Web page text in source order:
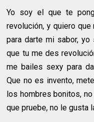
Yo soy el que te
revolución, y quiero
para darte mi sabor,
que tu me des
me bailes sexy para
Que no es invento,
los hombres bonitos, no
que pruebe, no le gusta